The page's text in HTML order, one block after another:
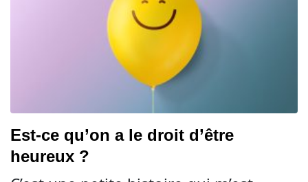
Est-ce qu’on a le droit d’être
heureux ?